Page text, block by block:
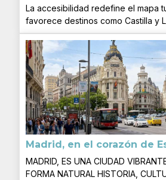
La accesibilidad redefine el mapa
favorece destinos como Castilla y
Madrid, en el corazón de
MADRID, ES UNA CIUDAD
FORMA NATURAL HISTORIA,